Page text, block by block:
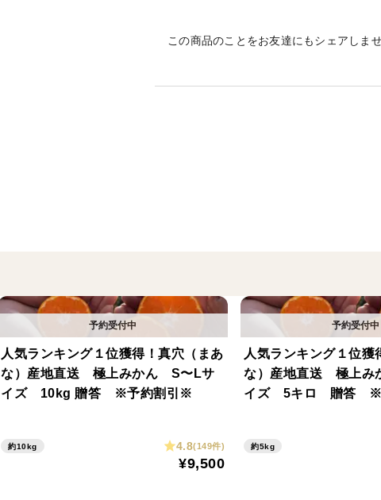
レモンのサイズは、時期によってば
この商品のことをお友達にもシェアしま
人気ランキング１位獲得！真穴（まあ
な）産地直送 極上みかん S〜Lサ
イズ 10kg 贈答 ※予約割引※
約10kg 4.8(149件)
¥9,500
人気ランキング１位獲
な）産地直送 極上
イズ 5キロ 贈答 ※
約5kg